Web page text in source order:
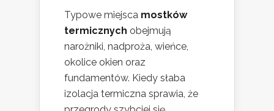
Typowe miejsca mostków
termicznych obejmują
narożniki, nadproża, wieńce,
okolice okien oraz
fundamentów. Kiedy słaba
izolacja termiczna sprawia, że